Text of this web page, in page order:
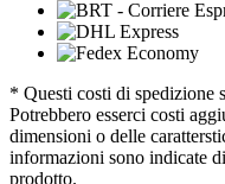
* Questi costi di spedizione
Potrebbero esserci costi
dimensioni o delle
informazioni sono indicate
prodotto.